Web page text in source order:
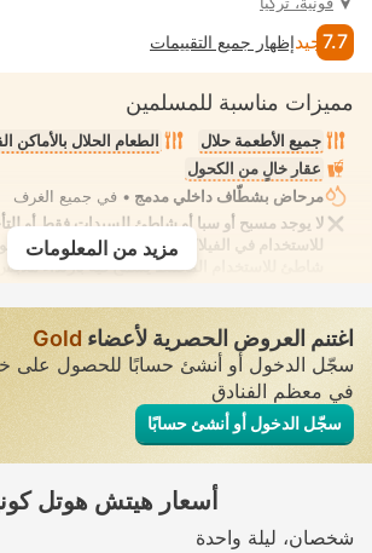
7.7 جيدإظهار جميع التقييمات
مميزات مناسبة للمسلمين
جميع الأطعمة حلال
الطعام الحلال بالأماكن
عقار خالٍ من الكحول
مرحاض بشطّاف داخلي مدمج • في جميع الغرف
لا يوجد مسبح أو سبا أو شاطئ للسيدات فقط أو
للاستخدام في الفيلا/الغرفة يوفر الانعزال التام.
شاطئ للاستخدام المُختلط يُسمح فيه بارتداء
مزيد من المعلومات
اغتنم العروض الحصرية لأعضاء Gold
سجّل الدخول أو أنشئ حسابًا للحصول
في معظم الفنادق
سجّل الدخول أو أنشئ حسابًا
أسعار هيتش هوتل
شخصان ليلة واحدة